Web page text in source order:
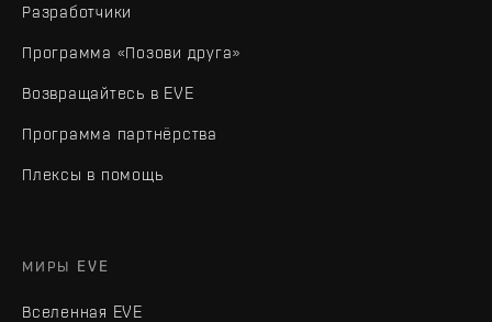
Разработчики
Программа «Позови друга»
Возвращайтесь в EVE
Программа партнёрства
Плексы в помощь
МИРЫ EVE
Вселенная EVE